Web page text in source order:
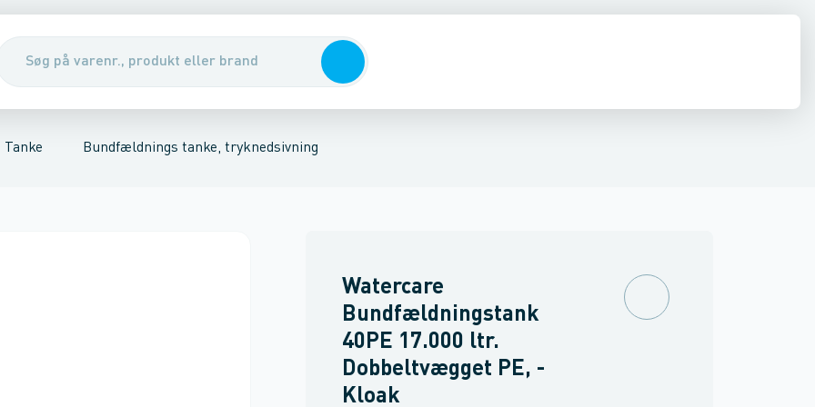
& udskillerePumper, pumpebrønde & ventiler
Tanke Bundfældnings tanke, tryknedsivning
gravitationSamletankeRegnvandstanke
Watercare
Bundfældningstank
40PE 17.000 ltr.
Dobbeltvægget PE, -
Kloak